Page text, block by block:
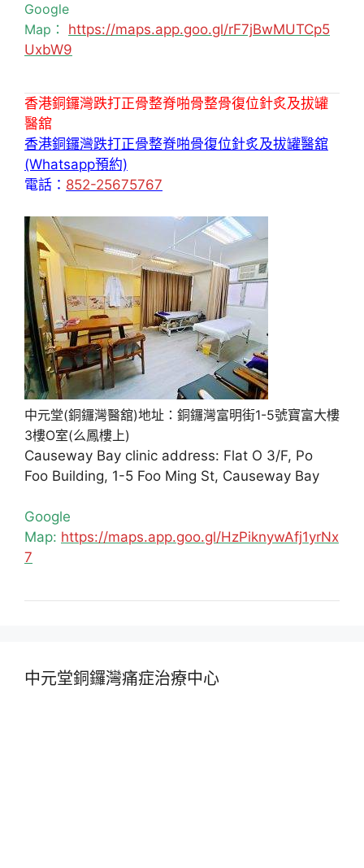
Google
Map： https://maps.app.goo.gl/rF7jBwMUTCp5
UxbW9
香港銅鑼灣跌打正骨整脊啪骨整骨復位針炙及拔罐
醫舘
香港銅鑼灣跌打正骨整脊啪骨復位針炙及拔罐醫舘
(Whatsapp預約)
電話： 852-25675767
中元堂(銅鑼灣醫舘)地址：銅鑼灣富明街1-5號寶富大樓
3樓O室(么鳳樓上)
Causeway Bay clinic address: Flat O 3/F, Po
Foo Building, 1-5 Foo Ming St, Causeway Bay
Google
Map: https://maps.app.goo.gl/HzPiknywAfj1yrNx
7
中元堂銅鑼灣痛症治療中心